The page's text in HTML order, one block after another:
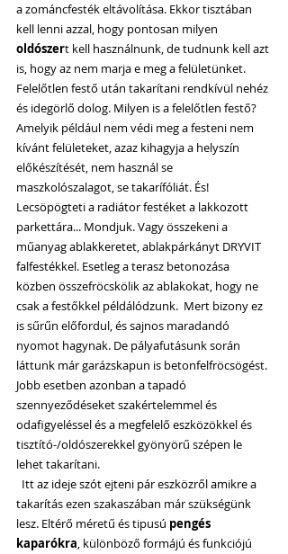
a zománcfesték eltávolítása. Ekkor tisztában
kell lenni azzal, hogy pontosan milyen
oldószert kell használnunk, de tudnunk kell azt
is, hogy az nem marja e meg a felületünket.
Felelőtlen festő után takarítani rendkívül nehéz
és idegörlő dolog. Milyen is a felelőtlen festő?
Amelyik például nem védi meg a festeni nem
kívánt felületeket, azaz kihagyja a helyszín
előkészítését, nem használ se
maszkolószalagot, se takarífóliát. És!
Lecsöpögteti a radiátor festéket a lakkozott
parkettára... Mondjuk. Vagy összekeni a
műanyag ablakkeretet, ablakpárkányt DRYVIT
falfestékkel. Esetleg a terasz betonozása
közben összefröcskölik az ablakokat, hogy ne
csak a festőkkel példálódzunk.  Mert bizony ez
is sűrűn előfordul, és sajnos maradandó
nyomot hagynak. De pályafutásunk során
láttunk már garázskapun is betonfelfröcsögést.
Jobb esetben azonban a tapadó
szennyeződéseket szakértelemmel és
odafigyeléssel és a megfelelő eszközökkel és
tisztító-/oldószerekkel gyönyörű szépen le
lehet takarítani.
takarítás ezen szakaszában már szükségünk
lesz. Eltérő méretű és tipusú pengés
kaparókra, különböző formájú és funkciójú